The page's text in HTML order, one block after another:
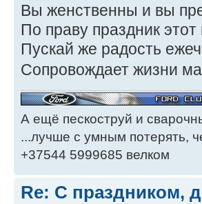
Вы женственны и вы
По праву праздник
Пускай же радость
Сопровождает жизни
А ещё пескоструй и
...лучше с умным потерять,
+37544 5999685 велком
Re: С праздником,